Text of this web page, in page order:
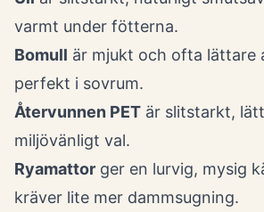
varmt under fötterna.
Bomull är mjukt och ofta lättare
perfekt i sovrum.
Återvunnen PET är slitstarkt,
miljövänligt val.
Ryamattor ger en lurvig, mysig
kräver lite mer dammsugning.